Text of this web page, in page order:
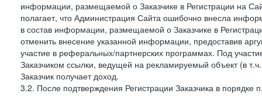
информации, размещаемой о Заказчике в Регистрации на
полагает, что Администрация Сайта ошибочно внесла
в состав информации, размещаемой о Заказчике в
отменить внесение указанной информации, предоставив
участие в реферальных/партнерских программах. Под
Заказчиком ссылки, ведущей на рекламируемый объект (в
Заказчик получает доход.
3.2. После подтверждения Регистрации Заказчика в